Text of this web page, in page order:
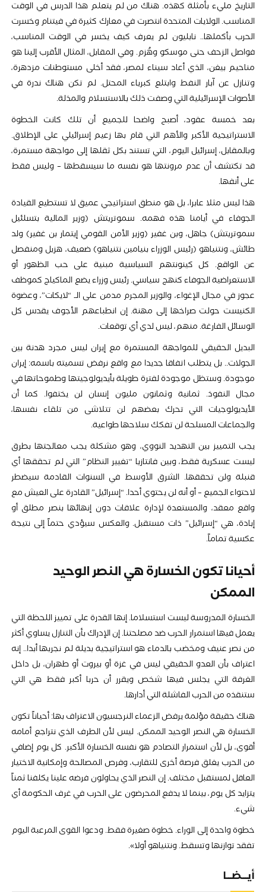
أيـــضـــا
التاريخ مليء بأمثلة كهذه. هناك من لم يتعلم هذا الدرس في الوقت
المناسب. الولايات المتحدة انتصرت في معارك كثيرة في فيتنام وخسرت
الحرب بأكملها.. نابليون لم يعرف كيف يخسر في الوقت المناسب،
فواصل الزحف حتى موسكو وهُزم. وفي المقابل، المثال الأقرب إلينا هو
مناحيم بيغن، الذي أعاد سيناء لمصر، فقد أخلى مستوطنات مزدهرة،
وتنازل عن آبار النفط وابتلع كبرياء المحتل. لم تكن هناك ندرة في
الأصوات الإسرائيلية التي وصفت ذلك بالاستسلام والمذلة.
بعد خمسة عقود، أصبح واضحا للجميع أن تلك كانت الخطوة
الاستراتيجية الأكبر والأهم التي قام بها زعيم إسرائيلي على الإطلاق.
وبالمقابل، إسرائيل اليوم، التي تستند بكل ثقلها إلى مواجهة مستمرة،
قد تكتشف أن عدم مرونتها هو نفسه ما سيسقطها – وليس فقط
على أنفها.
هذا ليس مثلا عابرا، بل هو منطق استراتيجي عميق لا تستطيع القيادة
الجوفاء في أيامنا هذه فهمه. سموتريتش (وزير المالية بتسلئيل
سموتريتش) جاهل، وبن غفير (وزير الأمن القومي إيتمار بن غفير) ولد
طائش، ونتنياهو (رئيس الوزراء بنيامين نتنياهو) ضعيف، هزيل ومنفصل
عن الواقع. كل كينونتهم السياسية مبنية على حب الظهور أو
الاستعراضية الجوفاء كنهج سياسي. رئيس وزراء يضع الماكياج كموظف
عجوز في مجال الإغواء، والوزير المجرم مدمن على الـ “لايكات”، وعضوة
الكنيست حولت صراخها إلى مهنة. إن انطباعهم الأجوف يقدس كل
الوسائل الفارغة. منهم، ليس لدي أي توقعات.
البديل الحقيقي للمواجهة المستمرة مع إيران ليس مجرد هدنة بين
الجولات.. بل يتطلب اتفاقا جديدا مع واقع نرفض تسميته باسمه: إيران
موجودة. وستظل موجودة لفترة طويلة بأيديولوجيتها وطموحاتها في
مجال النفوذ. ثمانية وثمانون مليون إنسان لن يختفوا. كما أن
الأيديولوجيات التي تحرك بعضهم لن تتلاشى من تلقاء نفسها،
والجماعات المسلحة لن تفكك سلاحها طواعية.
يجب التمييز بين التهديد النووي، وهو مشكلة يجب معالجتها بطرق
ليست عسكرية فقط، وبين فانتازيا “تغيير النظام” التي لم تحققها أي
قنبلة ولن تحققها. الشرق الأوسط في السنوات القادمة سيضطر
لاحتواء الجميع – أو أنه لن يحتوي أحدا. “إسرائيل” القادرة على العيش مع
واقع معقد، والمستعدة لإدارة علاقات دون إنهائها بنصر مطلق أو
إبادة، هي “إسرائيل” ذات مستقبل. والعكس سيؤدي حتماً إلى نتيجة
عكسية تماماً.
أحيانا تكون الخسارة هي النصر الوحيد
الممكن
الخسارة المدروسة ليست استسلاما. إنها القدرة على تمييز اللحظة التي
يعمل فيها استمرار الحرب ضد مصلحتنا. إن الإدراك بأن التنازل يساوي أكثر
من نصر عنيف ومخضب بالدماء هو استراتيجية بديلة لم نجربها أبدا.. إنه
اعتراف بأن العدو الحقيقي ليس في غزة أو بيروت أو طهران، بل داخل
الغرفة التي يجلس فيها شخص ويقرر أن حربا أكبر فقط هي التي
ستنقذه من الحرب الفاشلة التي أدارها.
هناك حقيقة مؤلمة يرفض الزعماء النرجسيون الاعتراف بها: أحياناً تكون
الخسارة هي النصر الوحيد الممكن. ليس لأن الطرف الذي نتراجع أمامه
أقوى، بل لأن استمرار التصادم هو نفسه الخسارة الأكبر. كل يوم إضافي
من الحرب يغلق فرصة أخرى للتقارب، وفرص المصالحة وإمكانية الاختيار
العاقل لمستقبل مختلف. إن النصر الذي يحاولون فرضه علينا يكلفنا ثمناً
يتزايد كل يوم، بينما لا يدفع المحرضون على الحرب في غرف الحكومة أي
شيء.
خطوة واحدة إلى الوراء. خطوة صغيرة فقط. ودعوا القوى المرعبة اليوم
تفقد توازنها وتسقط. ونتنياهو أولا».